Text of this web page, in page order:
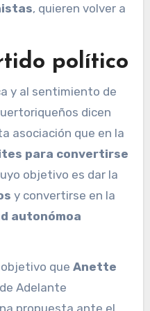
, quieren volver a
político
y al sentimiento de
dicen
asociación que en la
para convertirse
objetivo es dar la
y convertirse en la
autonómoa
que Anette
Adelante